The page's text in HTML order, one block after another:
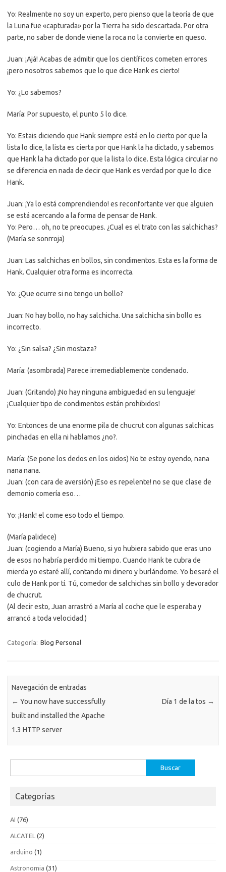
Yo: Realmente no soy un experto, pero pienso que la teoría de que
la Luna fue «capturada» por la Tierra ha sido descartada. Por otra
parte, no saber de donde viene la roca no la convierte en queso.
Juan: ¡Ajá! Acabas de admitir que los científicos cometen errores
¡pero nosotros sabemos que lo que dice Hank es cierto!
Yo: ¿Lo sabemos?
María: Por supuesto, el punto 5 lo dice.
Yo: Estais diciendo que Hank siempre está en lo cierto por que la
lista lo dice, la lista es cierta por que Hank la ha dictado, y sabemos
que Hank la ha dictado por que la lista lo dice. Esta lógica circular no
se diferencia en nada de decir que Hank es verdad por que lo dice
Hank.
Juan: ¡Ya lo está comprendiendo! es reconfortante ver que alguien
se está acercando a la forma de pensar de Hank.
Yo: Pero… oh, no te preocupes. ¿Cual es el trato con las salchichas?
(María se sonrroja)
Juan: Las salchichas en bollos, sin condimentos. Esta es la forma de
Hank. Cualquier otra forma es incorrecta.
Yo: ¿Que ocurre si no tengo un bollo?
Juan: No hay bollo, no hay salchicha. Una salchicha sin bollo es
incorrecto.
Yo: ¿Sin salsa? ¿Sin mostaza?
María: (asombrada) Parece irremediablemente condenado.
Juan: (Gritando) ¡No hay ninguna ambiguedad en su lenguaje!
¡Cualquier tipo de condimentos están prohibidos!
Yo: Entonces de una enorme pila de chucrut con algunas salchicas
pinchadas en ella ni hablamos ¿no?.
María: (Se pone los dedos en los oidos) No te estoy oyendo, nana
nana nana.
Juan: (con cara de aversión) ¡Eso es repelente! no se que clase de
demonio comería eso…
Yo: ¡Hank! el come eso todo el tiempo.
(María palidece)
Juan: (cogiendo a María) Bueno, si yo hubiera sabido que eras uno
de esos no habría perdido mi tiempo. Cuando Hank te cubra de
mierda yo estaré allí, contando mi dinero y burlándome. Yo besaré el
culo de Hank por tí. Tú, comedor de salchichas sin bollo y devorador
de chucrut.
(Al decir esto, Juan arrastró a María al coche que le esperaba y
arrancó a toda velocidad.)
Categoría: Blog Personal
Navegación de entradas
← You now have successfully
built and installed the Apache
1.3 HTTP server
Día 1 de la tos →
Categorías
AI (76)
ALCATEL (2)
arduino (1)
Astronomia (31)